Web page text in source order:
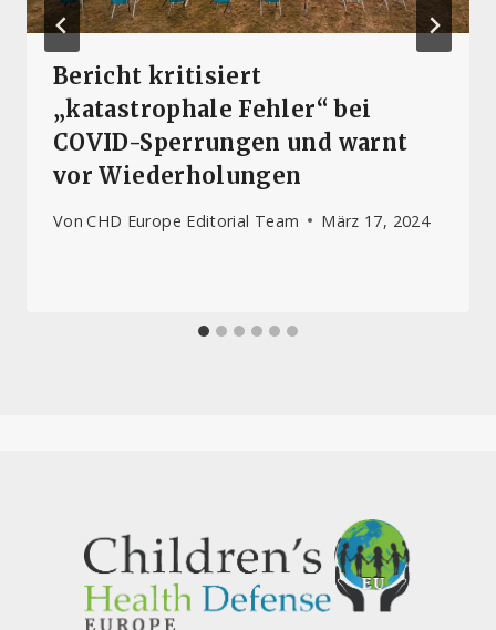
Bericht kritisiert
„katastrophale Fehler“ bei
COVID-Sperrungen und warnt
vor Wiederholungen
Von CHD Europe Editorial Team März 17, 2024